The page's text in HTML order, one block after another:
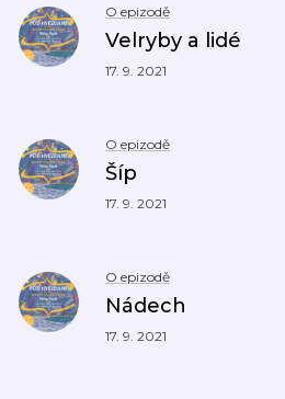
O epizodě
Velryby a lidé
17. 9. 2021
O epizodě
Šíp
17. 9. 2021
O epizodě
Nádech
17. 9. 2021